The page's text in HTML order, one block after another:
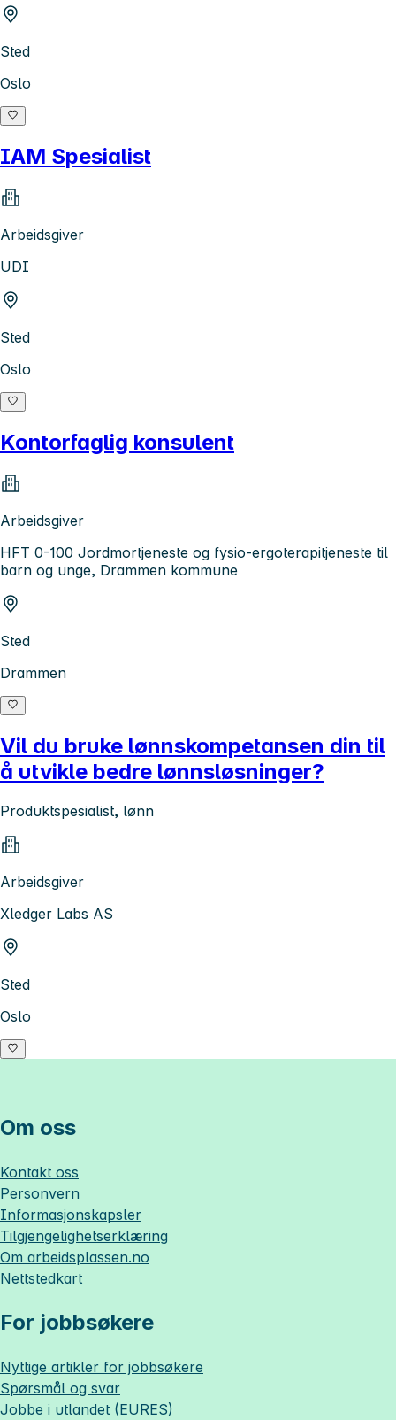
Sted
Oslo
IAM Spesialist
Arbeidsgiver
UDI
Sted
Oslo
Kontorfaglig konsulent
Arbeidsgiver
HFT 0-100 Jordmortjeneste og fysio-ergoterapitjeneste til
barn og unge, Drammen kommune
Sted
Drammen
Vil du bruke lønnskompetansen din til
å utvikle bedre lønnsløsninger?
Produktspesialist, lønn
Arbeidsgiver
Xledger Labs AS
Sted
Oslo
Om oss
Kontakt oss
Personvern
Informasjonskapsler
Tilgjengelighetserklæring
Om arbeidsplassen.no
Nettstedkart
For jobbsøkere
Nyttige artikler for jobbsøkere
Spørsmål og svar
Jobbe i utlandet (EURES)